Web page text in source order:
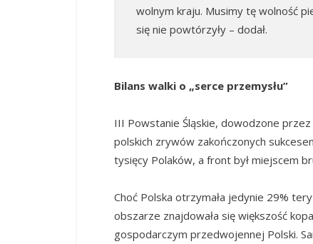
wolnym kraju. Musimy tę wolność
się nie powtórzyły – dodał.
Bilans walki o „serce przemysłu”
III Powstanie Śląskie, dowodzone
polskich zrywów zakończonych
tysięcy Polaków, a front był miejscem
Choć Polska otrzymała jedynie 29%
obszarze znajdowała się większość
gospodarczym przedwojennej Polski.